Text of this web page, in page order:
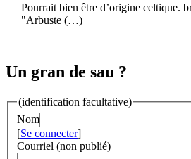
Pourrait bien être d’origine celtique.
"Arbuste (…)
Un gran de sau ?
(identification facultative)
Nom
[Se connecter]
Courriel (non publié)